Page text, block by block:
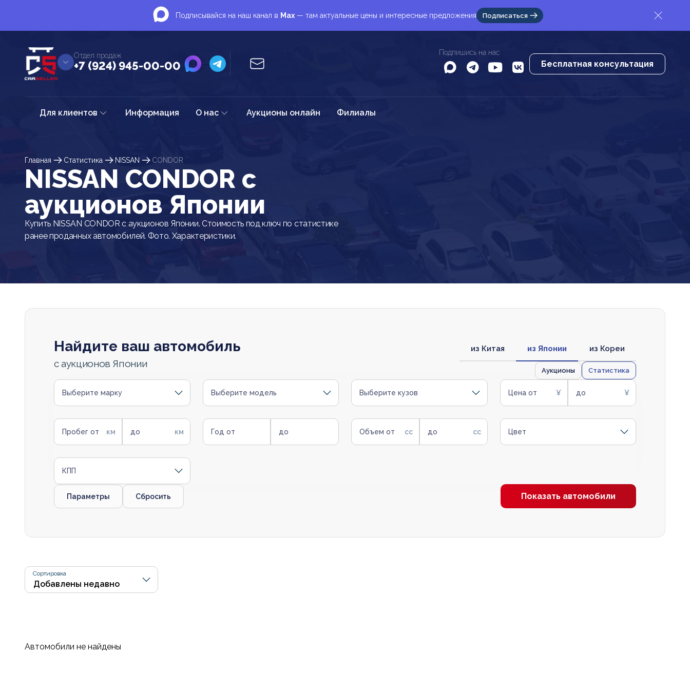
Подписывайся на наш канал в Max — там актуальные цены и интересные предложения Подписаться
Отдел продаж
+7 (924) 945-00-00
Подпишись на нас
Бесплатная консультация
Для клиентов Информация О нас Аукционы онлайн Филиалы
Главная Статистика NISSAN CONDOR
NISSAN CONDOR c
аукционов Японии
Купить NISSAN CONDOR с аукционов Японии. Стоимость под ключ по статистике
ранее проданных автомобилей. Фото. Характеристики.
Найдите ваш автомобиль
с аукционов Японии
из Китая из Японии из Кореи
Аукционы Статистика
Выберите марку Выберите модель Выберите кузов Цена от до
Пробег от до Год от до Объем от до Цвет
КПП
Параметры Сбросить Показать автомобили
Сортировка
Автомобили не найдены